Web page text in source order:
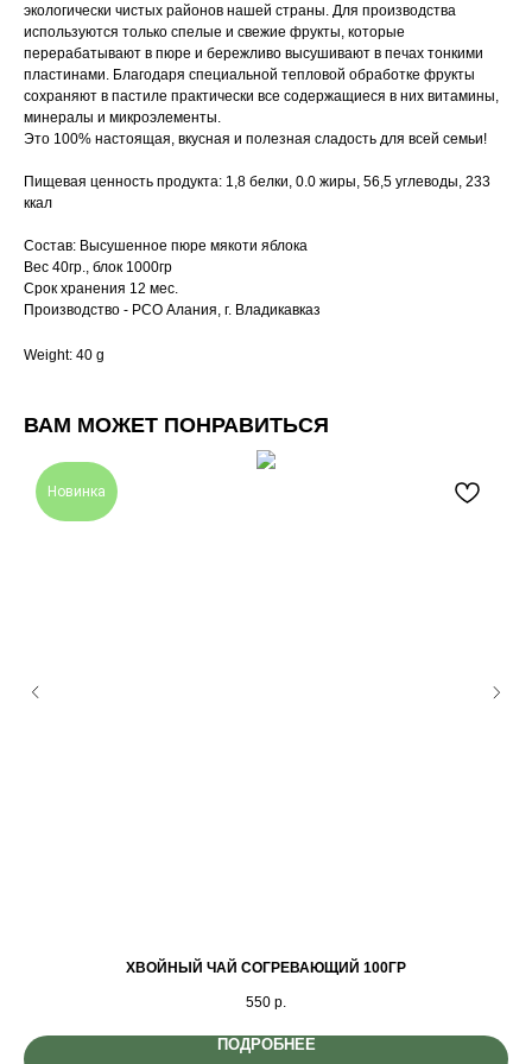
экологически чистых районов нашей страны. Для производства
используются только спелые и свежие фрукты, которые
перерабатывают в пюре и бережливо высушивают в печах тонкими
пластинами. Благодаря специальной тепловой обработке фрукты
сохраняют в пастиле практически все содержащиеся в них витамины,
минералы и микроэлементы.
Это 100% настоящая, вкусная и полезная сладость для всей семьи!
Пищевая ценность продукта: 1,8 белки, 0.0 жиры, 56,5 углеводы, 233
ккал
Состав: Высушенное пюре мякоти яблока
Вес 40гр., блок 1000гр
Срок хранения 12 мес.
Производство - РСО Алания, г. Владикавказ
Weight: 40 g
ВАМ МОЖЕТ ПОНРАВИТЬСЯ
Новинка
ХВОЙНЫЙ ЧАЙ СОГРЕВАЮЩИЙ 100ГР
550 р.
ПОДРОБНЕЕ